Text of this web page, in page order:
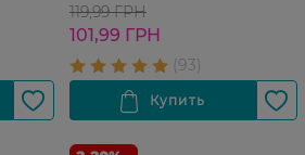
119,99 ГРН
101,99 ГРН